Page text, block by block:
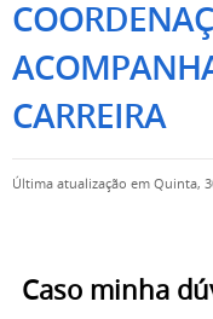
CARREIRA
Última atualização em Quinta,
Caso minha